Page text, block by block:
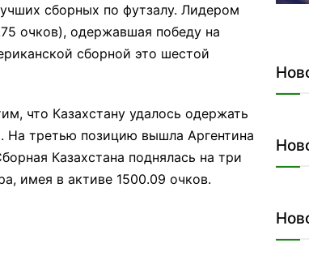
сборных по футзалу. Лидером
очков), одержавшая победу на
сборной это шестой
что Казахстану удалось одержать
На третью позицию вышла Аргентина
Казахстана поднялась на три
имея в активе 1500.09 очков.